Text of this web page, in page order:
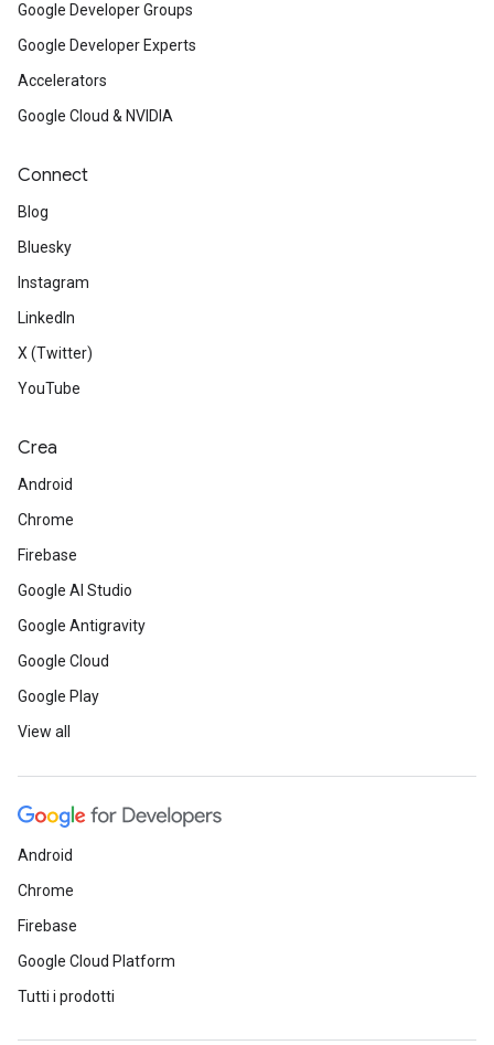
Google Developer Groups
Google Developer Experts
Accelerators
Google Cloud & NVIDIA
Connect
Blog
Bluesky
Instagram
LinkedIn
X (Twitter)
YouTube
Crea
Android
Chrome
Firebase
Google AI Studio
Google Antigravity
Google Cloud
Google Play
View all
Android
Chrome
Firebase
Google Cloud Platform
Tutti i prodotti